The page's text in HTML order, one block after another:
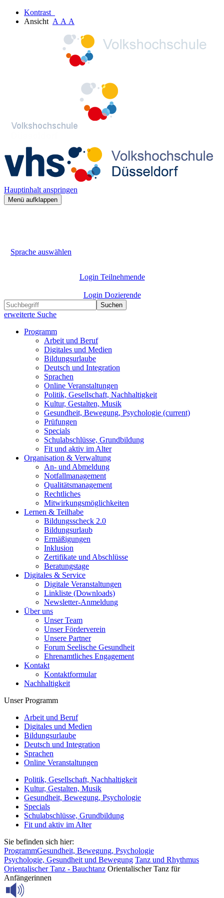
Kontrast
Ansicht A A A
Hauptinhalt anspringen
Menü aufklappen
Sprache auswählen
Login Teilnehmende
Login Dozierende
Suchen
erweiterte Suche
Programm
Arbeit und Beruf
Digitales und Medien
Bildungsurlaube
Deutsch und Integration
Sprachen
Online Veranstaltungen
Politik, Gesellschaft, Nachhaltigkeit
Kultur, Gestalten, Musik
Gesundheit, Bewegung, Psychologie (current)
Prüfungen
Specials
Schulabschlüsse, Grundbildung
Fit und aktiv im Alter
Organisation & Verwaltung
An- und Abmeldung
Notfallmanagement
Qualitätsmanagement
Rechtliches
Mitwirkungsmöglichkeiten
Lernen & Teilhabe
Bildungsscheck 2.0
Bildungsurlaub
Ermäßigungen
Inklusion
Zertifikate und Abschlüsse
Beratungstage
Digitales & Service
Digitale Veranstaltungen
Linkliste (Downloads)
Newsletter-Anmeldung
Über uns
Unser Team
Unser Förderverein
Unsere Partner
Forum Seelische Gesundheit
Ehrenamtliches Engagement
Kontakt
Kontaktformular
Nachhaltigkeit
Unser Programm
Arbeit und Beruf
Digitales und Medien
Bildungsurlaube
Deutsch und Integration
Sprachen
Online Veranstaltungen
Politik, Gesellschaft, Nachhaltigkeit
Kultur, Gestalten, Musik
Gesundheit, Bewegung, Psychologie
Specials
Schulabschlüsse, Grundbildung
Fit und aktiv im Alter
Sie befinden sich hier:
ProgrammGesundheit, Bewegung, Psychologie
Psychologie, Gesundheit und Bewegung Tanz und Rhythmus
Orientalischer Tanz - Bauchtanz Orientalischer Tanz für
Anfängerinnen